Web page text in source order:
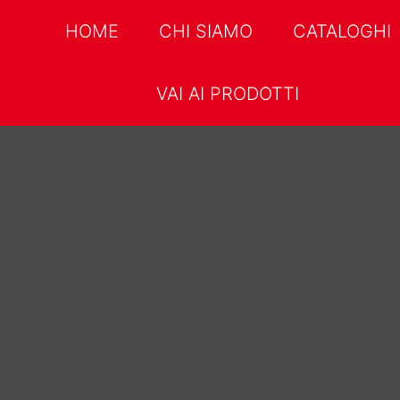
HOME CHI SIAMO CATALOGHI
VAI AI PRODOTTI